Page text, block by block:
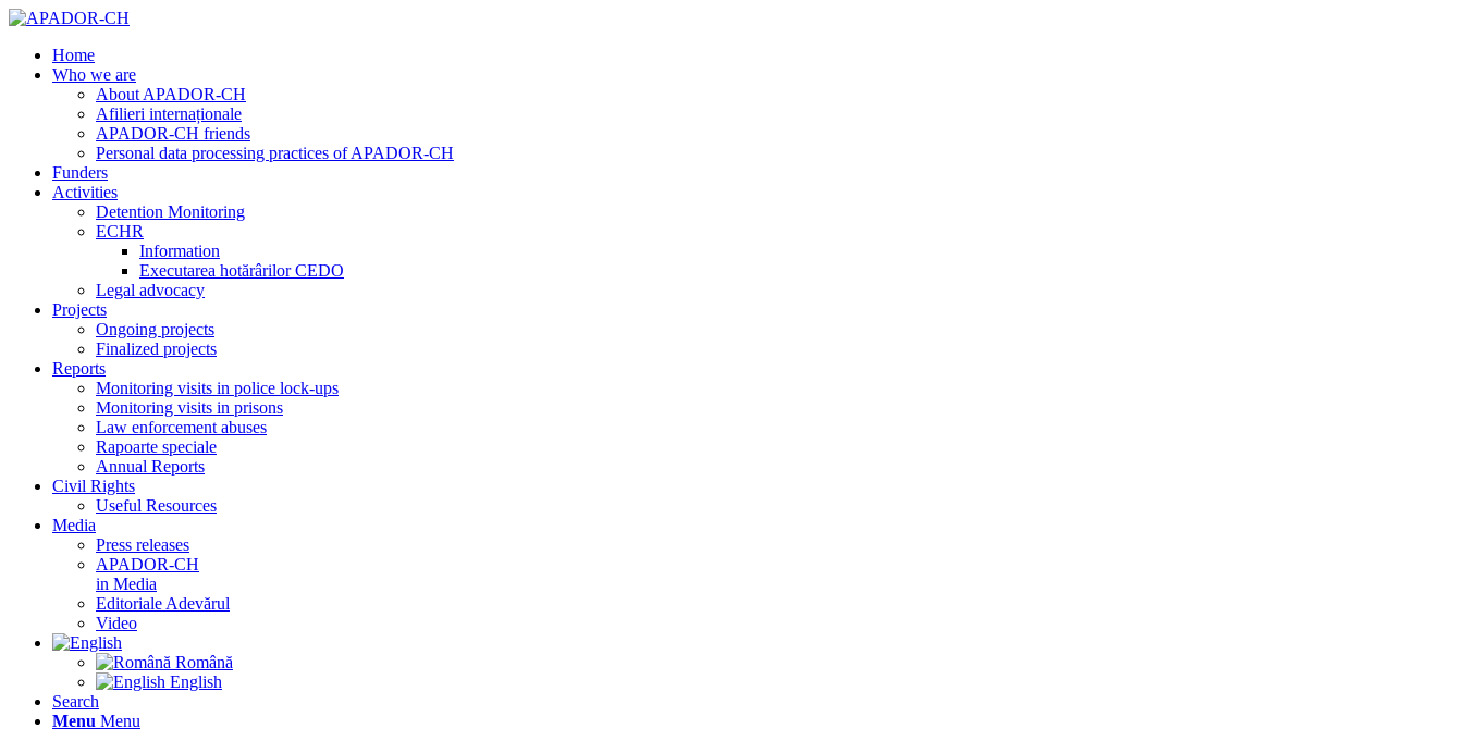
Home
Who we are
About APADOR-CH
Afilieri internaționale
APADOR-CH friends
Personal data processing practices of APADOR-CH
Funders
Activities
Detention Monitoring
ECHR
Information
Executarea hotărârilor CEDO
Legal advocacy
Projects
Ongoing projects
Finalized projects
Reports
Monitoring visits in police lock-ups
Monitoring visits in prisons
Law enforcement abuses
Rapoarte speciale
Annual Reports
Civil Rights
Useful Resources
Media
Press releases
APADOR-CH
in Media
Editoriale Adevărul
Video
Română
English
Search
Menu Menu